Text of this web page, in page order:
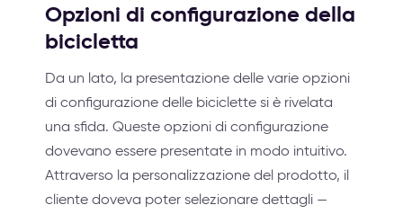
Opzioni di configurazione della
bicicletta
Da un lato, la presentazione delle varie opzioni
di configurazione delle biciclette si è rivelata
una sfida. Queste opzioni di configurazione
dovevano essere presentate in modo intuitivo.
Attraverso la personalizzazione del prodotto, il
cliente doveva poter selezionare dettagli —